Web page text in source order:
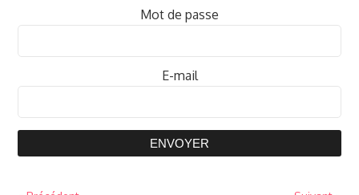
Mot de passe
E-mail
ENVOYER